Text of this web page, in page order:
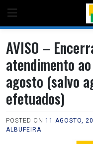
AVISO –
atendimento
agosto (salvo
efetuados)
POSTED ON 11 AGOSTO,
ALBUFEIRA